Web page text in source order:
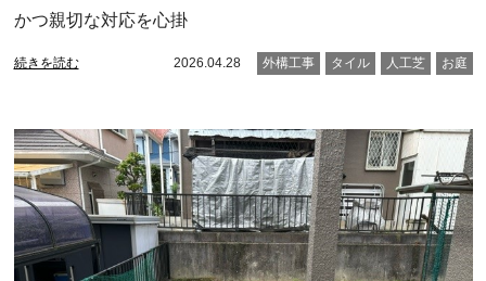
かつ親切な対応を心掛
続きを読む 2026.04.28 外構工事 タイル 人工芝 お庭